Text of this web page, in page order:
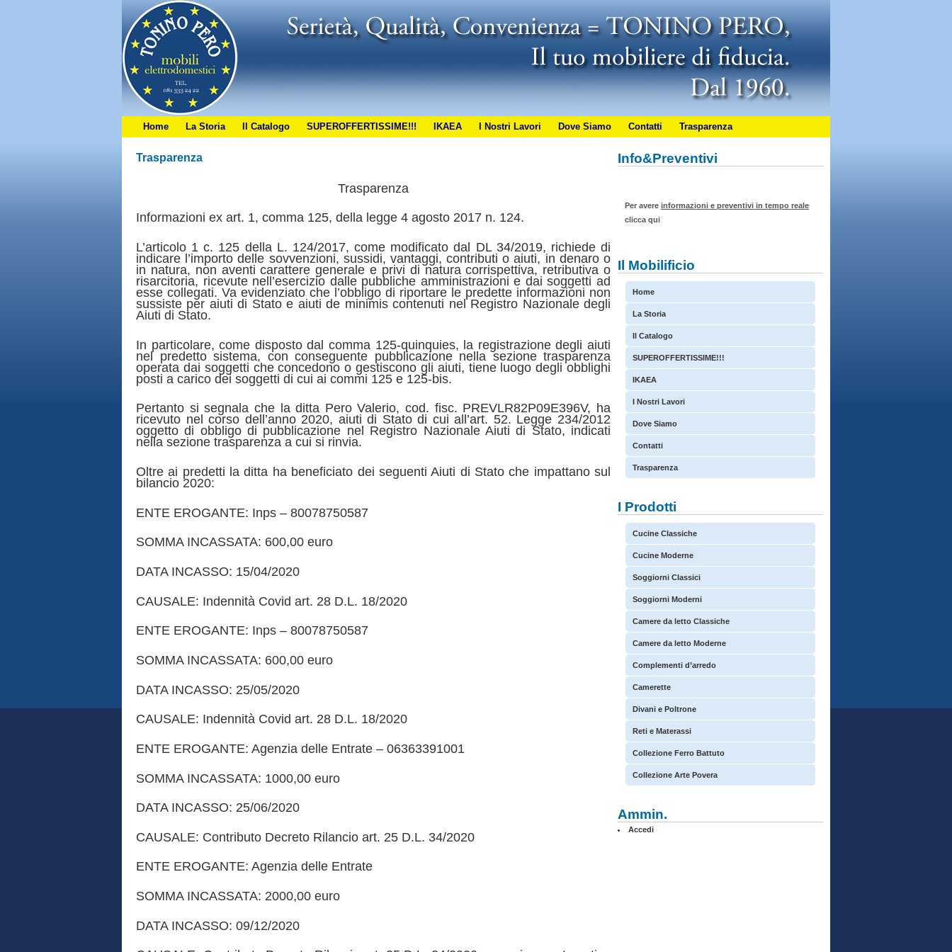
Home La Storia Il Catalogo SUPEROFFERTISSIME!!! IKAEA I Nostri Lavori Dove Siamo Contatti Trasparenza
Trasparenza
Trasparenza
Informazioni ex art. 1, comma 125, della legge 4 agosto 2017 n. 124.
L’articolo 1 c. 125 della L. 124/2017, come modificato dal DL 34/2019, richiede di
indicare l’importo delle sovvenzioni, sussidi, vantaggi, contributi o aiuti, in denaro o
in natura, non aventi carattere generale e privi di natura corrispettiva, retributiva o
risarcitoria, ricevute nell’esercizio dalle pubbliche amministrazioni e dai soggetti ad
esse collegati. Va evidenziato che l’obbligo di riportare le predette informazioni non
sussiste per aiuti di Stato e aiuti de minimis contenuti nel Registro Nazionale degli
Aiuti di Stato.
In particolare, come disposto dal comma 125-quinquies, la registrazione degli aiuti
nel predetto sistema, con conseguente pubblicazione nella sezione trasparenza
operata dai soggetti che concedono o gestiscono gli aiuti, tiene luogo degli obblighi
posti a carico dei soggetti di cui ai commi 125 e 125-bis.
Pertanto si segnala che la ditta Pero Valerio, cod. fisc. PREVLR82P09E396V, ha
ricevuto nel corso dell’anno 2020, aiuti di Stato di cui all’art. 52. Legge 234/2012
oggetto di obbligo di pubblicazione nel Registro Nazionale Aiuti di Stato, indicati
nella sezione trasparenza a cui si rinvia.
Oltre ai predetti la ditta ha beneficiato dei seguenti Aiuti di Stato che impattano sul
bilancio 2020:
ENTE EROGANTE: Inps – 80078750587
SOMMA INCASSATA: 600,00 euro
DATA INCASSO: 15/04/2020
CAUSALE: Indennità Covid art. 28 D.L. 18/2020
ENTE EROGANTE: Inps – 80078750587
SOMMA INCASSATA: 600,00 euro
DATA INCASSO: 25/05/2020
CAUSALE: Indennità Covid art. 28 D.L. 18/2020
ENTE EROGANTE: Agenzia delle Entrate – 06363391001
SOMMA INCASSATA: 1000,00 euro
DATA INCASSO: 25/06/2020
CAUSALE: Contributo Decreto Rilancio art. 25 D.L. 34/2020
ENTE EROGANTE: Agenzia delle Entrate
SOMMA INCASSATA: 2000,00 euro
DATA INCASSO: 09/12/2020
Info&Preventivi
Per avere informazioni e preventivi in tempo reale
clicca qui
Il Mobilificio
Home
La Storia
Il Catalogo
SUPEROFFERTISSIME!!!
IKAEA
I Nostri Lavori
Dove Siamo
Contatti
Trasparenza
I Prodotti
Cucine Classiche
Cucine Moderne
Soggiorni Classici
Soggiorni Moderni
Camere da letto Classiche
Camere da letto Moderne
Complementi d’arredo
Camerette
Divani e Poltrone
Reti e Materassi
Collezione Ferro Battuto
Collezione Arte Povera
Ammin.
Accedi